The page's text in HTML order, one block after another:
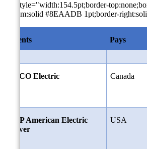
<td style="width:154.5pt;border-
bottom:solid #8EAADB 1pt;border-
Clients Pays
ATCO Electric Canada
AEP American Electric
Power
USA